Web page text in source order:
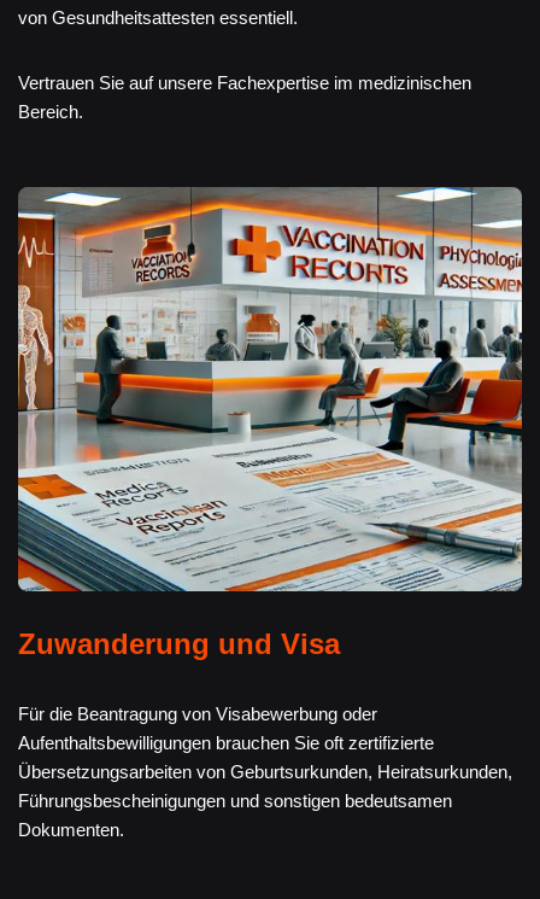
von Gesundheitsattesten essentiell.
Vertrauen Sie auf unsere Fachexpertise im medizinischen
Bereich.
Zuwanderung und Visa
Für die Beantragung von Visabewerbung oder
Aufenthaltsbewilligungen brauchen Sie oft zertifizierte
Übersetzungsarbeiten von Geburtsurkunden, Heiratsurkunden,
Führungsbescheinigungen und sonstigen bedeutsamen
Dokumenten.